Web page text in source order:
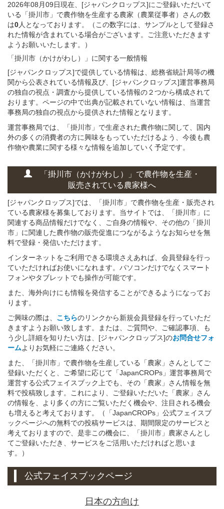
2026年08月09日現在、[ジャパンクロップス]にご登録いただいて
いる「掛川市」で農作物を生産する農家（農業従事者）さんの数
は0人となっております。（この数字には、サンプルとして登録さ
れた情報が含まれている場合がございます。ご注意いただきます
ようお願いいたします。）
「掛川市（かけがわし）」 に関する一般情報
[ジャパンクロップス]で提供している情報は、総務省統計局等の機
関から公表されている情報及び、[ジャパンクロップス]運営事務局
の独自の視点・調査から提供している情報の２つから構成されて
おります。ページの中で出典が記載されていない情報は、当運営
事務局の独自の視点から提供された情報となります。
運営事務局では、「掛川市」で生産された農作物に関して、国内
外の多くの消費者の方に興味をもっていただけるよう、今後も農
作物や農業に関する様々な情報を追加していく予定です。
「掛川市（かけがわし）」 で農作物を生産・
販売されている農家様へ
[ジャパンクロップス]では、「掛川市」で農作物を生産・販売され
ている農家様を募集しております。当サイトでは、「掛川市」に
関連する商品情報だけでなく、ご自身の情報や、その他の「掛川
市」に関連した農作物の販売促進につながるようなお知らせを無
料で登録・発信いただけます。
インターネットをご利用できる環境さえあれば、会員登録を行っ
ていただければお使いになれます。パソコンだけでなくスマート
フォンやタブレットでも操作が可能です。
また、海外向けにも情報を発信することができるようになってお
ります。
ご興味の際は、 こちらのリンクから新規会員登録を行っていただ
きますようお願い致します。または、ご質問や、ご確認事項、も
う少し詳細を知りたい方は、[ジャパンクロップス]のお問合せフォ
ームよりお気軽にご連絡ください。
また、「掛川市」で農作物を生産している「農家」さんとしてご
登録いただくと、ご希望に応じて「JapanCROPs」運営事務局で
運営する公式フェイスブック上でも、その「農家」さん情報を無
料で投稿致します。これにより、ご登録いただいた「農家」さん
の情報を、より多くの方にご覧いただく機会や、注目される機会
も増えると考えております。（「JapanCROPs」公式フェイスブ
ックページへの無料での投稿サービスは、期間限定のサービスと
考えておりますので、是非この機会に、「掛川市」農家さんとし
てご登録いただき、サービスをご活用いただければと思いま
す。）
公式フェイスブックページ
日本の方向け